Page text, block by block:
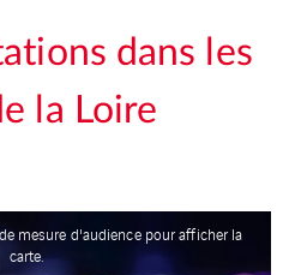
dans les
la Loire
mesure d'audience pour afficher la
carte.